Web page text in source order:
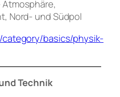
Nord- und Südpol
basics/physik-
Technik